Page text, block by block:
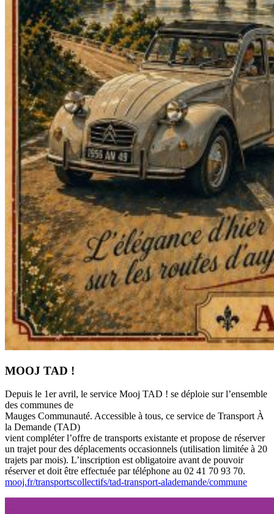
MOOJ TAD !
Depuis le 1er avril, le service Mooj TAD ! se déploie sur l’ensemble
des communes de
Mauges Communauté. Accessible à tous, ce service de Transport À
la Demande (TAD)
vient compléter l’offre de transports existante et propose de réserver
un trajet pour des déplacements occasionnels (utilisation limitée à 20
trajets par mois). L’inscription est obligatoire avant de pouvoir
réserver et doit être effectuée par téléphone au 02 41 70 93 70.
mooj.fr/transportscollectifs/tad-transport-alademande/commune